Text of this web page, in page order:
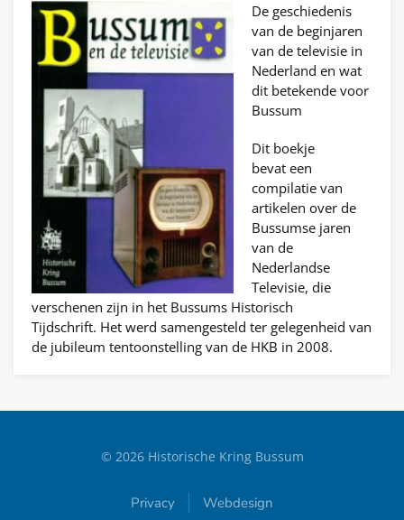
De geschiedenis
van de beginjaren
van de televisie in
Nederland en wat
dit betekende voor
Bussum
Dit boekje
bevat een
compilatie van
artikelen over de
Bussumse jaren
van de
Nederlandse
Televisie, die
verschenen zijn in het Bussums Historisch
Tijdschrift. Het werd samengesteld ter gelegenheid van
de jubileum tentoonstelling van de HKB in 2008.
© 2026Historische Kring Bussum
Privacy Webdesign